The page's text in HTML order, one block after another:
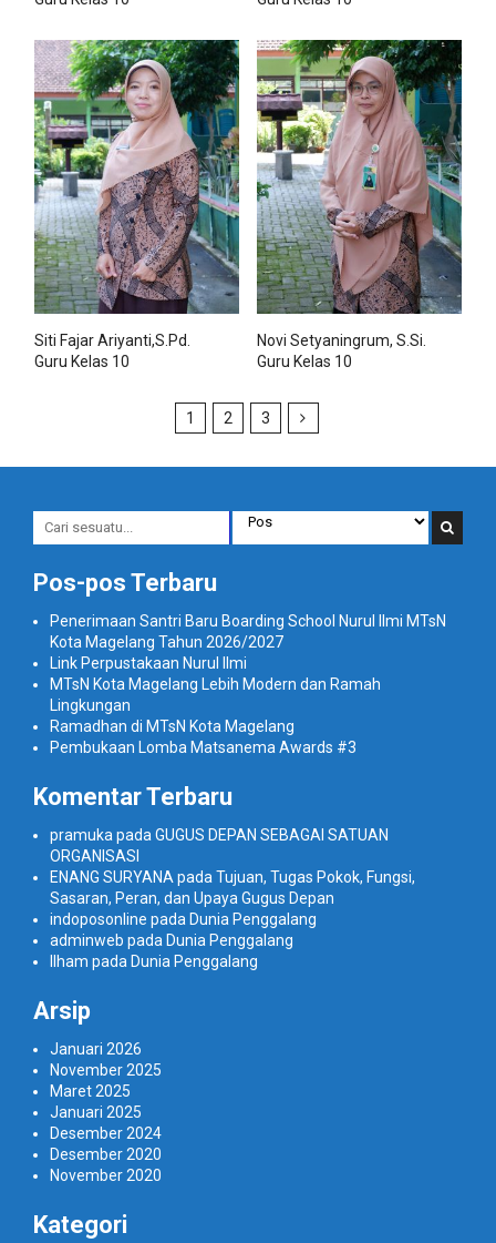
Siti Fajar Ariyanti,S.Pd.
Guru Kelas 10
Novi Setyaningrum, S.Si.
Guru Kelas 10
1 2 3
Pos-pos Terbaru
Penerimaan Santri Baru Boarding School Nurul Ilmi MTsN
Kota Magelang Tahun 2026/2027
Link Perpustakaan Nurul Ilmi
MTsN Kota Magelang Lebih Modern dan Ramah
Lingkungan
Ramadhan di MTsN Kota Magelang
Pembukaan Lomba Matsanema Awards #3
Komentar Terbaru
pramuka pada GUGUS DEPAN SEBAGAI SATUAN
ORGANISASI
ENANG SURYANA pada Tujuan, Tugas Pokok, Fungsi,
Sasaran, Peran, dan Upaya Gugus Depan
indoposonline pada Dunia Penggalang
adminweb pada Dunia Penggalang
Ilham pada Dunia Penggalang
Arsip
Januari 2026
November 2025
Maret 2025
Januari 2025
Desember 2024
Desember 2020
November 2020
Kategori